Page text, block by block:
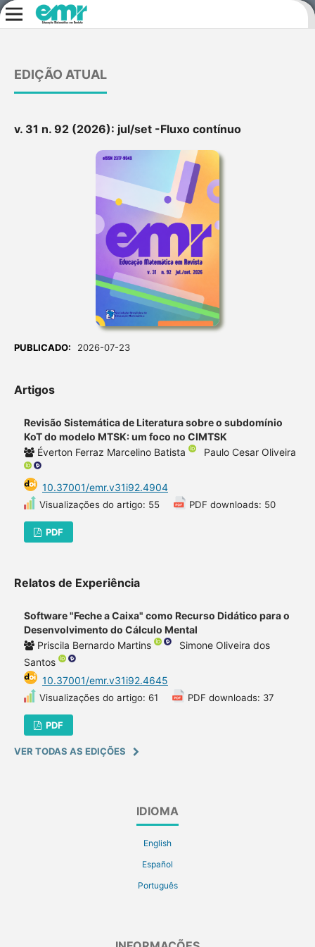
EDIÇÃO ATUAL
v. 31 n. 92 (2026): jul/set -Fluxo contínuo
PUBLICADO: 2026-07-23
Artigos
Revisão Sistemática de Literatura sobre o subdomínio
KoT do modelo MTSK: um foco no CIMTSK
Éverton Ferraz Marcelino Batista
Paulo Cesar Oliveira
10.37001/emr.v31i92.4904
Visualizações do artigo: 55 PDF downloads: 50
PDF
Relatos de Experiência
Software "Feche a Caixa" como Recurso Didático para o
Desenvolvimento do Cálculo Mental
Priscila Bernardo Martins
Simone Oliveira dos
Santos
10.37001/emr.v31i92.4645
Visualizações do artigo: 61 PDF downloads: 37
PDF
VER TODAS AS EDIÇÕES
IDIOMA
English
Español
Português